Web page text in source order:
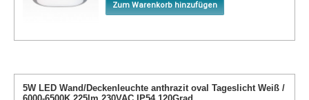
Zum Warenkorb hinzufügen
5W LED Wand/Deckenleuchte anthrazit oval Tageslicht Weiß /